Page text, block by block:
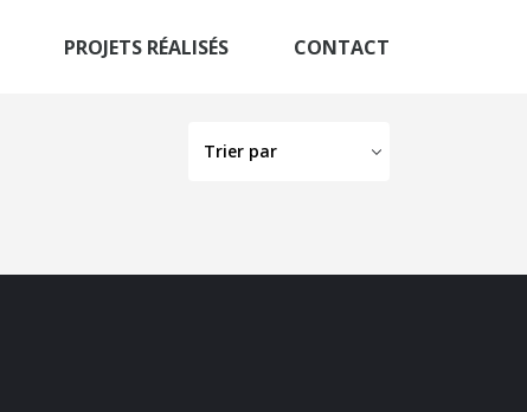
CONTACT
PROJETS RÉALISÉS